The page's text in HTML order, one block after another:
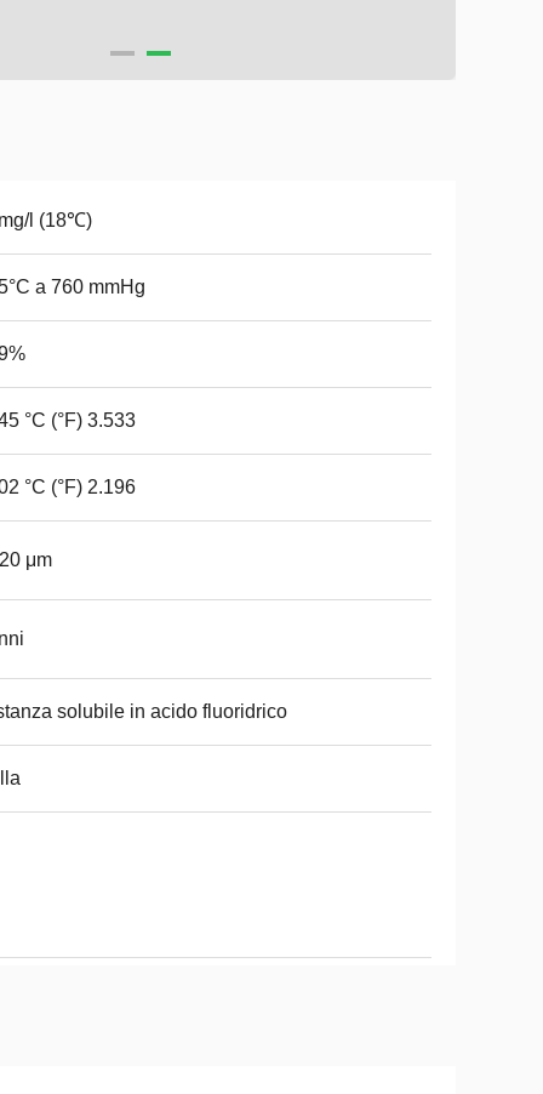
l (18℃)
a 760 mmHg
°C (°F) 3.533
°C (°F) 2.196
μm
solubile in acido fluoridrico